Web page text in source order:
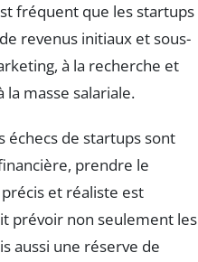
fréquent que les startups
revenus initiaux et sous-
à la recherche et
masse salariale.
échecs de startups sont
prendre le
et réaliste est
prévoir non seulement les
aussi une réserve de